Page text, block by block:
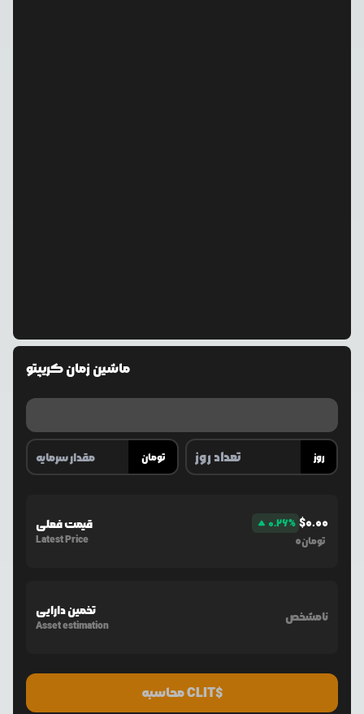
ماشین زمان کریپتو
تومان روز
قیمت فعلی
Latest Price
0.26% $0.00
0تومان
تخمین دارایی
Asset estimation
نامشخص
محاسبه CLIT$